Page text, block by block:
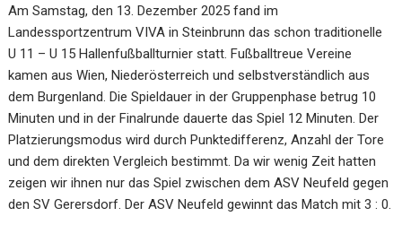
Am Samstag, den 13. Dezember 2025 fand im
Landessportzentrum VIVA in Steinbrunn das schon traditionelle
U 11 – U 15 Hallenfußballturnier statt. Fußballtreue Vereine
kamen aus Wien, Niederösterreich und selbstverständlich aus
dem Burgenland. Die Spieldauer in der Gruppenphase betrug 10
Minuten und in der Finalrunde dauerte das Spiel 12 Minuten. Der
Platzierungsmodus wird durch Punktedifferenz, Anzahl der Tore
und dem direkten Vergleich bestimmt. Da wir wenig Zeit hatten
zeigen wir ihnen nur das Spiel zwischen dem ASV Neufeld gegen
den SV Gerersdorf. Der ASV Neufeld gewinnt das Match mit 3 : 0.